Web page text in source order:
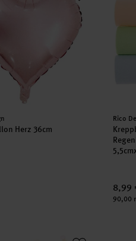
Herz 36cm
Rico
8,99
Inhalt:
90,00